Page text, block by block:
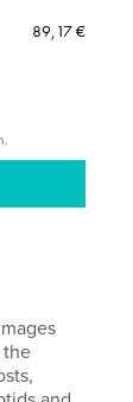
89,17 €
the